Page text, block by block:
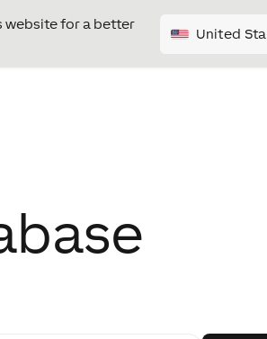
website for a better
United